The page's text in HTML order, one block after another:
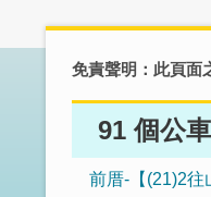
免責聲明：此頁面
91 個公
前厝-【(21)2往